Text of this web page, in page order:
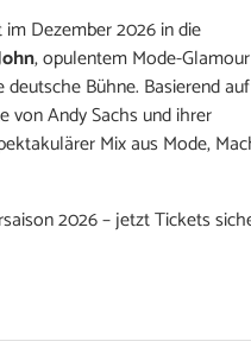
Dezember 2026 in die
, opulentem Mode-
Bühne. Basierend
von Andy Sachs und ihrer
Mix aus Mode,
2026 – jetzt Tickets